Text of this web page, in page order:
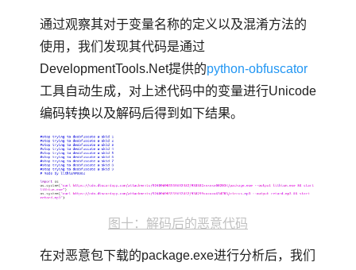
通过观察其对于变量名称的定义以及混淆方法的
使用，我们发现其代码是通过
DevelopmentTools.Net提供的python-obfuscator
工具自动生成，对上述代码中的变量进行Unicode
编码转换以及解码后得到如下结果。
图十：解码后的恶意代码
在对恶意包下载的package.exe进行分析后，我们